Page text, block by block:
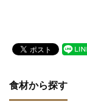
食材から探す